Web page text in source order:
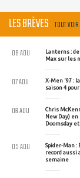
LES BRÈVES TOUT VOIR
Lanterns :
Max sur les
08 AOU
X-Men '97 :
saison 4 pour
07 AOU
Chris
New Day)
Doomsday
06 AOU
Spider-Man :
record aussi
semaine
05 AOU